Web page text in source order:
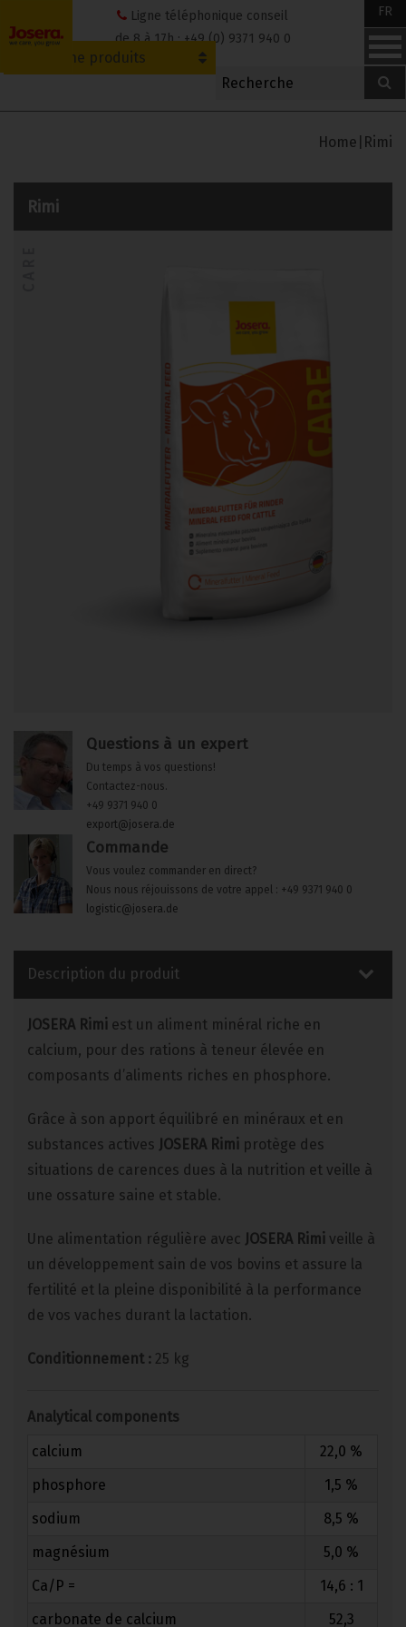
to
Ligne téléphonique conseil
de 8 à 17h : +49 (0) 9371 940 0
FR
Recherche produits
Home Rimi
Rimi
Questions à un expert
Du temps à vos questions!
Contactez-nous.
+49 9371 940 0
export@josera.de
Commande
Vous voulez commander en direct?
Nous nous réjouissons de votre appel : +49 9371 940 0
logistic@josera.de
Description du produit
JOSERA Rimi est un aliment minéral riche en
calcium, pour des rations à teneur élevée en
composants d’aliments riches en phosphore.
Grâce à son apport équilibré en minéraux et en
substances actives JOSERA Rimi protège des
situations de carences dues à la nutrition et veille à
une ossature saine et stable.
Une alimentation régulière avec JOSERA Rimi veille à
un développement sain de vos bovins et assure la
fertilité et la pleine disponibilité à la performance
de vos vaches durant la lactation.
Conditionnement : 25 kg
Analytical components
calcium
22,0 %
phosphore
1,5 %
sodium
8,5 %
magnésium
5,0 %
Ca/P =
14,6 : 1
carbonate de calcium
52,3